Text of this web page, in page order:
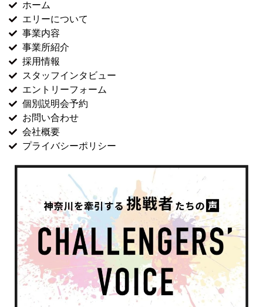
ホーム
エリーについて
事業内容
事業所紹介
採用情報
スタッフインタビュー
エントリーフォーム
個別説明会予約
お問い合わせ
会社概要
プライバシーポリシー